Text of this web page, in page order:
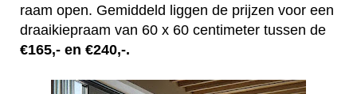
raam open. Gemiddeld liggen de prijzen voor een
draaikiepraam van 60 x 60 centimeter tussen de
€165,- en €240,-.